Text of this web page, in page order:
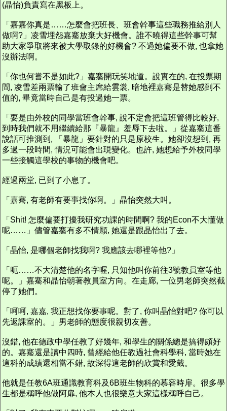
(晶怡)負責寫在黑板上。
「嘉嘉你真是……怎麼會把班長、班會幹事這些職務推給別人
做啊?」凌雪埋怨嘉騫放棄大好機會。誰不曉得這些幹事可幫
助大家爭取將來被大學取錄的好機會? 不過她偏要不做, 也拿她
沒辦法啊。
「你也何嘗不是如此?」嘉騫開玩笑地道。說實在的, 在投票期
間, 凌雪差兩票輸了班會主席給雲裳, 暗地裡嘉騫是替她感到不
值的, 畢竟當時自己是有投過她一票。
「要是由外校的同學當班會幹事, 說不定會把這班管得比較好,
到時我們就不用繼續給那『暴龍』羞辱下去啦。」從嘉騫這番
說話可推測到, 「暴龍」要針對的只是原校生。她卻沒想到, 再
多過一段時間, 情況可能會出現變化。也許, 她想給予外校同學
一些接觸這學校的事物的機會吧。
經過兩堂, 已到了小息了。
「嘉騫, 有老師有要事找你啊。」晶怡突然大叫。
「Shit! 怎麼偏要打擾我研究功課的時間啊? 我的Econ不大懂做
呢……」儘管嘉騫有多不情願, 她還是跟晶怡出了去。
「晶怡, 是哪個老師找我啊? 我應該去哪裡等他?」
「呃……不大清楚他的名字喔, 只知他叫你前往3號教員室等他
呢。」嘉騫和晶怡朝著教員室方向。在走廊, 一位男老師突然截
停了她們。
「呵呵, 嘉嘉, 我正想找你要事呢。對了, 你叫晶怡對吧? 你可以
先返課室的。」男老師的態度很親切友善。
沒錯, 他在德政中學任教了好幾年, 和學生的關係總是搞得頗好
的。嘉騫還是讀中四時, 曾經給他任教過社會科學科, 當時她在
這科的成績還相當不錯, 故深得這老師的欣賞和愛戴。
他就是任教6A班通識教育科及6B班生物科的慕容時扉。很多學
生都是稱呼他做阿扉, 他本人也很樂意大家這樣稱呼自己。